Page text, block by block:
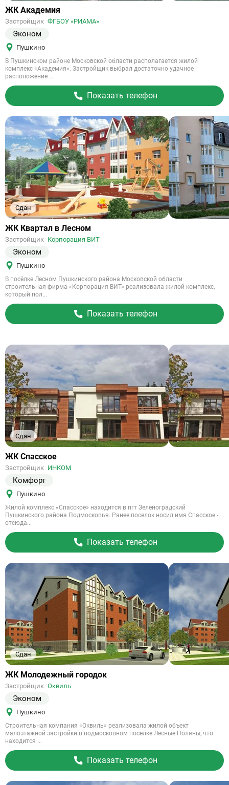
Ссылка
объект
ЖК Академия
Застройщик ФГБОУ «РИАМА»
Эконом
Пушкино
В Пушкинском районе Московской области располагается жилой
комплекс «Академия». Застройщик выбрал достаточно удачное
расположение ...
Показать телефон
Сдан
Ссылка
объект
ЖК Квартал в Лесном
Застройщик Корпорация ВИТ
Эконом
Пушкино
В посёлке Лесном Пушкинского района Московской области
строительная фирма «Корпорация ВИТ» реализовала жилой комплекс,
который пол...
Показать телефон
Сдан
Ссылка
объект
ЖК Спасское
Застройщик ИНКОМ
Комфорт
Пушкино
Жилой комплекс «Спасское» находится в пгт Зеленоградский
Пушкинского района Подмосковья. Ранее поселок носил имя Спасское -
отсюда...
Показать телефон
Сдан
Ссылка
объект
ЖК Молодежный городок
Застройщик Оквиль
Эконом
Пушкино
Строительная компания «Оквиль» реализовала жилой объект
малоэтажной застройки в подмосковном поселке Лесные Поляны, что
находится ...
Показать телефон